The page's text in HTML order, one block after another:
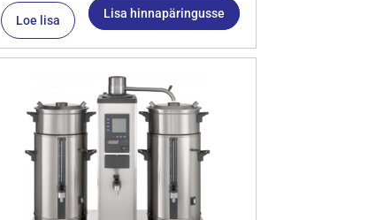
Loe lisa Lisa hinnapäringusse